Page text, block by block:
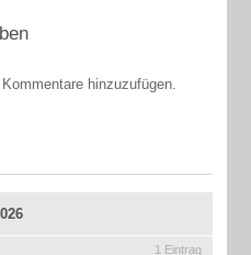
hinzuzufügen.
1 Eintrag